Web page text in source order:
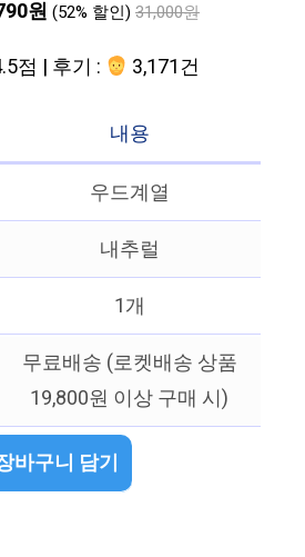
원 (52% 할인) 31,000원
점 | 후기 : 3,171건
내용
우드계열
내추럴
1개
무료배송 (로켓배송 상품
19,800원 이상 구매 시)
바구니 담기